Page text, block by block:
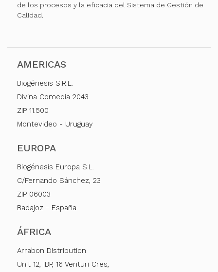
de los procesos y la eficacia del Sistema de Gestión de
Calidad.
AMERICAS
Biogénesis S.R.L.
Divina Comedia 2043
ZIP 11.500
Montevideo - Uruguay
EUROPA
Biogénesis Europa S.L.
C/Fernando Sánchez, 23
ZIP 06003
Badajoz - España
ÁFRICA
Arrabon Distribution
Unit 12, IBP, 16 Venturi Cres,